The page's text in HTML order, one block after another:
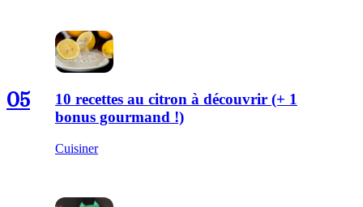
05
10 recettes au citron à découvrir (+ 1
bonus gourmand !)
Cuisiner